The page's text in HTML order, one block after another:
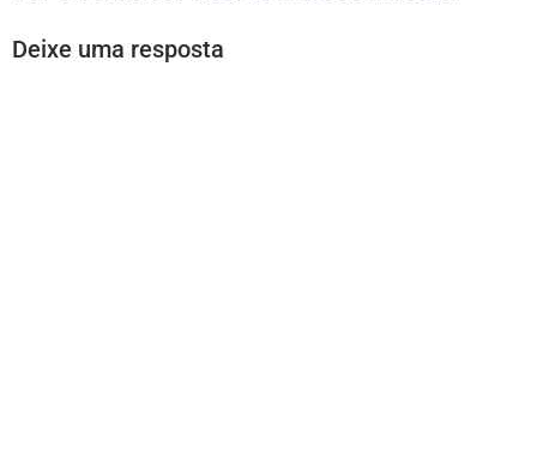
Deixe uma resposta